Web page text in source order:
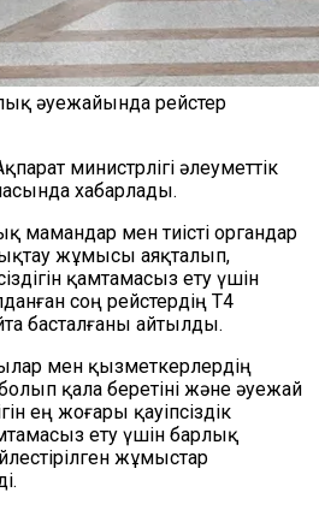
әуежайында рейстер
министрлігі әлеуметтік
хабарлады.
мамандар мен тиісті органдар
жұмысы аяқталып,
қамтамасыз ету үшін
соң рейстердің T4
басталғаны айтылды.
мен қызметкерлердің
қала беретіні және әуежай
ең жоғары қауіпсіздік
ету үшін барлық
жұмыстар